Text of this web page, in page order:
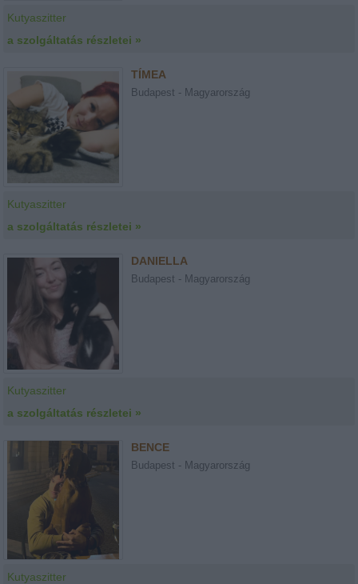
Kutyaszitter
a szolgáltatás részletei »
TÍMEA
Budapest - Magyarország
Kutyaszitter
a szolgáltatás részletei »
DANIELLA
Budapest - Magyarország
Kutyaszitter
a szolgáltatás részletei »
BENCE
Budapest - Magyarország
Kutyaszitter